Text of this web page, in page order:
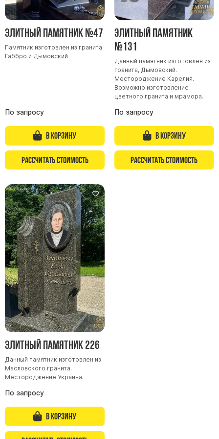
Скульптуры, барельефы и бюсты из бронзы
Недорогие памятники
Памятники с фотокерамикой
Памятники животным
Памятники младенцу
Памятники двойные
Памятники женщине
Памятники маме
Памятники жене
Памятники девушке
Памятники дочери
Памятники мужчине
Памятники дедушке
Памятники мужу
Памятники отцу
Памятники парню
Памятники сыну
Памятники вертикальные
Памятники врачу
Памятники горизонтальные
Памятники классические
Памятники красивые
Памятники прямоугольные
Памятники с воздушным креcтом
Элитный памятник №47
Памятник изготовлен из гранита
Габбро и Дымовский
По запросу
В корзину
Рассчитать стоимость
Элитный памятник
№131
Данный памятник изготовлен из
гранита, Дымовский.
Местороджение Карелия.
Возможно изготовление
цветного гранита и мрамора.
По запросу
В корзину
Рассчитать стоимость
Элитный памятник 226
Данный памятник изготовлен из
Масловского гранита.
Местороджение Украина.
По запросу
В корзину